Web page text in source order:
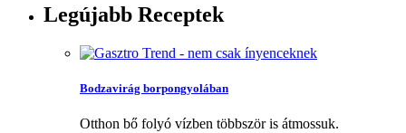
Legújabb Receptek
Bodzavirág borpongyolában
Otthon bő folyó vízben többször is átmossuk.